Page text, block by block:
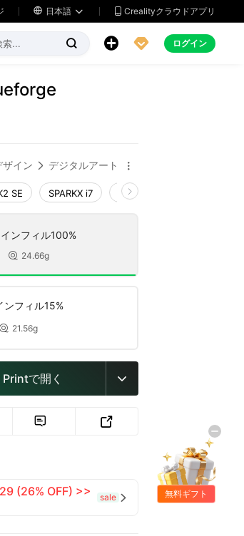
 日本語   Crealityクラウドアプリ
   ログイン
ザイン  デジタルアート 
SE SPARKX i7 Creality Hi
ンフィル100%
 24.66g
ンフィル15%
 21.56g
で開く 
 
(26% OFF) >>
sale  無料ギフト